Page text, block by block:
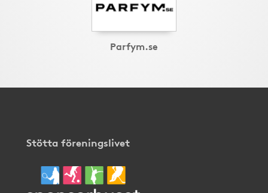
Parfym.se
Stötta föreningslivet